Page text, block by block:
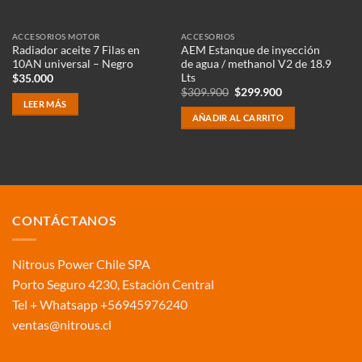
ACCESORIOS MOTOR
Radiador aceite 7 Filas en
10AN universal – Negro
$35.000
LEER MÁS
ACCESORIOS
AEM Estanque de inyección
de agua / methanol V2 de 18.9
Lts
$309.900 El
original
era:
$309.900.
$299.900El
actual
es:
$299.900.
AÑADIR AL CARRITO
CONTÁCTANOS
Nitrous Power Chile SPA
Porto Seguro 4230, Estación Central
Tel + Whatsapp +56945976240
ventas@nitrous.cl